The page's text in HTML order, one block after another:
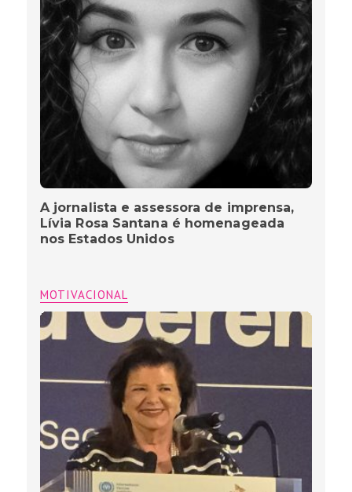
A jornalista e assessora de imprensa,
Lívia Rosa Santana é homenageada
nos Estados Unidos
MOTIVACIONAL